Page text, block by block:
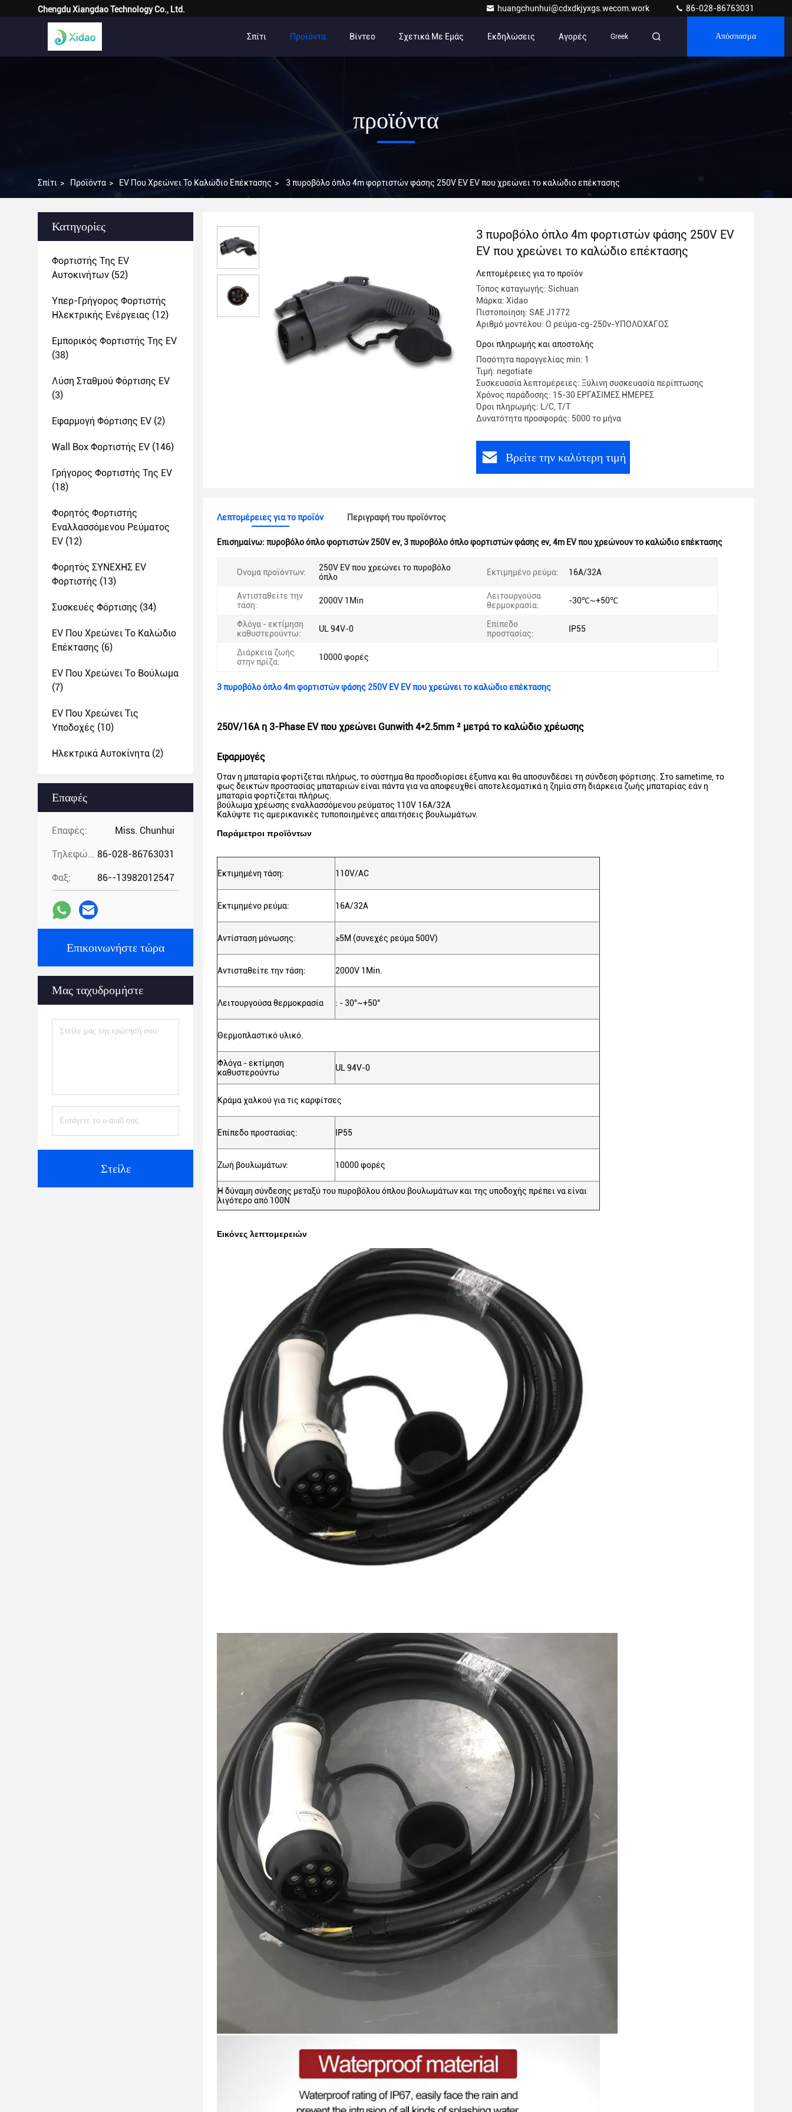
Chengdu Xiangdao Technology Co., Ltd. huangchunhui@cdxdkjyxgs.wecom.work 86-028-86763031
Σπίτι Προϊόντα Βίντεο Σχετικά Με Εμάς Εκδηλώσεις Αγορές Greek Απόσπασμα
προϊόντα
Σπίτι > Προϊόντα > EV Που Χρεώνει Το Καλώδιο Επέκτασης > 3 πυροβόλο όπλο 4m φορτιστών φάσης 250V EV EV που χρεώνει το καλώδιο επέκτασης
Κατηγορίες
Φορτιστής Της EV
Αυτοκινήτων (52)
Υπερ-Γρήγορος Φορτιστής
Ηλεκτρικής Ενέργειας (12)
Εμπορικός Φορτιστής Της EV
(38)
Λύση Σταθμού Φόρτισης EV
(3)
Εφαρμογή Φόρτισης EV (2)
Wall Box Φορτιστής EV (146)
Γρήγορος Φορτιστής Της EV
(18)
Φορητός Φορτιστής
Εναλλασσόμενου Ρεύματος
EV (12)
Φορητός ΣΥΝΕΧΗΣ EV
Φορτιστής (13)
Συσκευές Φόρτισης (34)
EV Που Χρεώνει Το Καλώδιο
Επέκτασης (6)
EV Που Χρεώνει Το Βούλωμα
(7)
EV Που Χρεώνει Τις
Υποδοχές (10)
Ηλεκτρικά Αυτοκίνητα (2)
Επαφές
Επαφές: Miss. Chunhui
Τηλεφώνημα: 86-028-86763031
Φαξ: 86--13982012547
Επικοινωνήστε τώρα
Μας ταχυδρομήστε
Στείλε
3 πυροβόλο όπλο 4m φορτιστών φάσης 250V EV
EV που χρεώνει το καλώδιο επέκτασης
Λεπτομέρειες για το προϊόν
Τόπος καταγωγής: Sichuan
Μάρκα: Xidao
Πιστοποίηση: SAE J1772
Αριθμό μοντέλου: Ο ρεύμα-cg-250v-ΥΠΟΛΟΧΑΓΟΣ
Όροι πληρωμής και αποστολής
Ποσότητα παραγγελίας min: 1
Τιμή: negotiate
Συσκευασία λεπτομέρειες: Ξύλινη συσκευασία περίπτωσης
Χρόνος παράδοσης: 15-30 ΕΡΓΑΣΙΜΕΣ ΗΜΕΡΕΣ
Όροι πληρωμής: L/C, T/T
Δυνατότητα προσφοράς: 5000 το μήνα
Βρείτε την καλύτερη τιμή
Λεπτομέρειες για το προϊόν Περιγραφή του προϊόντος
Επισημαίνω: πυροβόλο όπλο φορτιστών 250V ev,3 πυροβόλο όπλο φορτιστών φάσης ev,4m EV που χρεώνουν το καλώδιο επέκτασης
Όνομα προϊόντων:
250V EV που χρεώνει το πυροβόλο
όπλο
Εκτιμημένο ρεύμα: 16A/32A
Αντισταθείτε την
τάση:
2000V 1Min
Λειτουργούσα
θερμοκρασία:
-30℃~+50℃
Φλόγα - εκτίμηση
καθυστερούντω:
UL 94V-0
Επίπεδο
προστασίας:
IP55
Διάρκεια ζωής
στην πρίζα:
10000 φορές
3 πυροβόλο όπλο 4m φορτιστών φάσης 250V EV EV που χρεώνει το καλώδιο επέκτασης
250V/16A η 3-Phase EV που χρεώνει Gunwith 4*2.5mm ² μετρά το καλώδιο χρέωσης
Εφαρμογές
Όταν η μπαταρία φορτίζεται πλήρως, το σύστημα θα προσδιορίσει έξυπνα και θα αποσυνδέσει τη σύνδεση φόρτισης. Στο sametime, το
φως δεικτών προστασίας μπαταριών είναι πάντα για να αποφευχθεί αποτελεσματικά η ζημία στη διάρκεια ζωής μπαταρίας εάν η
μπαταρία φορτίζεται πλήρως.
βούλωμα χρέωσης εναλλασσόμενου ρεύματος 110V 16A/32A
Καλύψτε τις αμερικανικές τυποποιημένες απαιτήσεις βουλωμάτων.
Παράμετροι προϊόντων
Εκτιμημένη τάση: 110V/AC
Εκτιμημένο ρεύμα: 16A/32A
Αντίσταση μόνωσης: ≥5M (συνεχές ρεύμα 500V)
Αντισταθείτε την τάση: 2000V 1Min.
Λειτουργούσα θερμοκρασία : - 30°~+50°
Θερμοπλαστικό υλικό.
Φλόγα - εκτίμηση
καθυστερούντω
UL 94V-0
Κράμα χαλκού για τις καρφίτσες
Επίπεδο προστασίας: IP55
Ζωή βουλωμάτων: 10000 φορές
Η δύναμη σύνδεσης μεταξύ του πυροβόλου όπλου βουλωμάτων και της υποδοχής πρέπει να είναι
λιγότερο από 100N
Εικόνες λεπτομερειών